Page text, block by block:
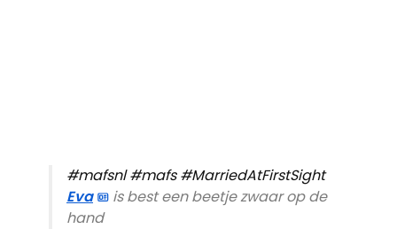
#mafsnl #mafs #MarriedAtFirstSight
Eva
is best een beetje zwaar op de
hand